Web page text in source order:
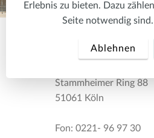
Steuerberater PartG
Stammheimer Ring 88
51061 Köln
Fon: 0221- 96 97 30
Erlebnis zu bieten. Dazu
Seite notwendig sind.
Ablehnen